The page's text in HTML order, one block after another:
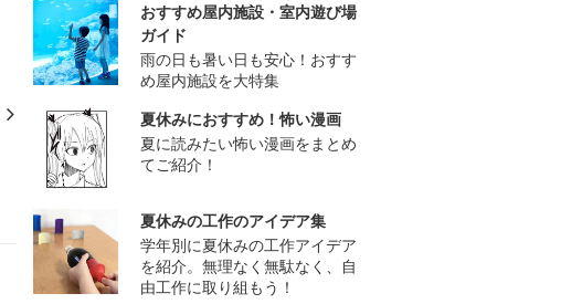
おすすめ屋内施設・室内遊び場
ガイド
雨の日も暑い日も安心！おすす
め屋内施設を大特集
夏休みにおすすめ！怖い漫画
夏に読みたい怖い漫画をまとめ
てご紹介！
夏休みの工作のアイデア集
学年別に夏休みの工作アイデア
を紹介。無理なく無駄なく、自
由工作に取り組もう！